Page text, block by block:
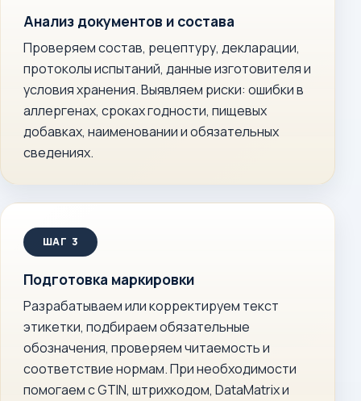
Анализ документов и состава
Проверяем состав, рецептуру, декларации,
протоколы испытаний, данные изготовителя и
условия хранения. Выявляем риски: ошибки в
аллергенах, сроках годности, пищевых
добавках, наименовании и обязательных
сведениях.
Подготовка маркировки
Разрабатываем или корректируем текст
этикетки, подбираем обязательные
обозначения, проверяем читаемость и
соответствие нормам. При необходимости
помогаем с GTIN, штрихкодом, DataMatrix и